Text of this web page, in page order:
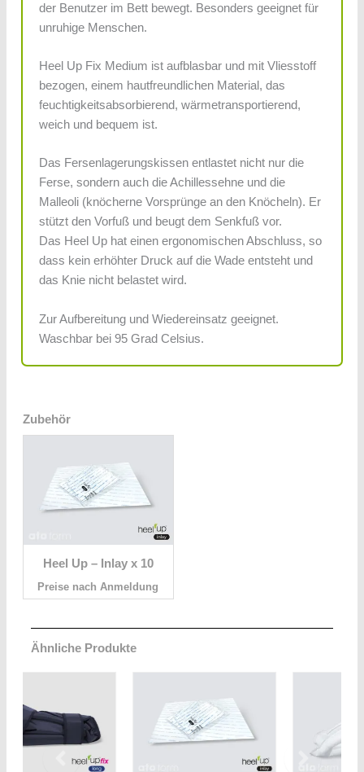
der Benutzer im Bett bewegt. Besonders geeignet für
unruhige Menschen.
Heel Up Fix Medium ist aufblasbar und mit Vliesstoff
bezogen, einem hautfreundlichen Material, das
feuchtigkeitsabsorbierend, wärmetransportierend,
weich und bequem ist.
Das Fersenlagerungskissen entlastet nicht nur die
Ferse, sondern auch die Achillessehne und die
Malleoli (knöcherne Vorsprünge an den Knöcheln). Er
stützt den Vorfuß und beugt dem Senkfuß vor.
Das Heel Up hat einen ergonomischen Abschluss, so
dass kein erhöhter Druck auf die Wade entsteht und
das Knie nicht belastet wird.
Zur Aufbereitung und Wiedereinsatz geeignet.
Waschbar bei 95 Grad Celsius.
Zubehör
Heel Up – Inlay x 10
Preise nach Anmeldung
Ähnliche Produkte